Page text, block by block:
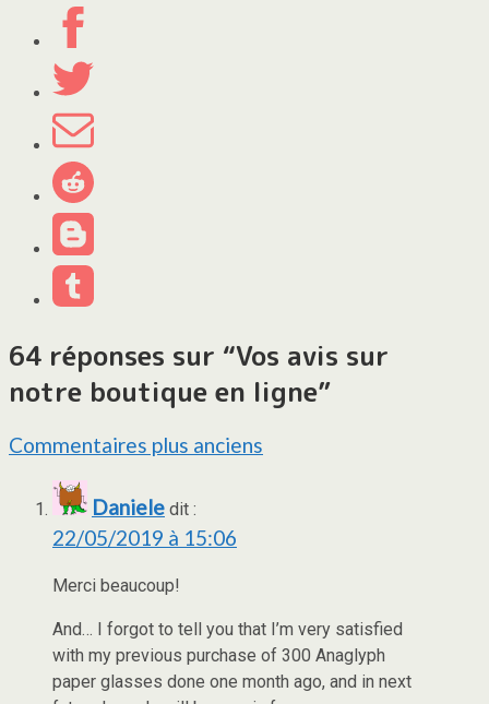
64 réponses sur “Vos avis sur
notre boutique en ligne”
Navigation
dans
les
commentaires
Commentaires plus anciens
Daniele dit :
22/05/2019 à 15:06
Merci beaucoup!
And… I forgot to tell you that I’m very satisfied
with my previous purchase of 300 Anaglyph
paper glasses done one month ago, and in next